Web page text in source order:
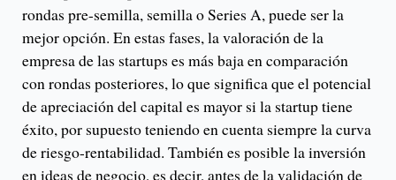
rondas pre-semilla, semilla o Series A, puede ser la
mejor opción. En estas fases, la valoración de la
empresa de las startups es más baja en comparación
con rondas posteriores, lo que significa que el potencial
de apreciación del capital es mayor si la startup tiene
éxito, por supuesto teniendo en cuenta siempre la curva
de riesgo-rentabilidad. También es posible la inversión
en ideas de negocio, es decir, antes de la validación de